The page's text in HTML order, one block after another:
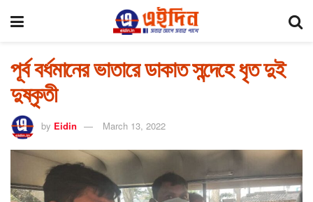
পূর্ব বর্ধমানের ভাতারে ডাকাত সন্দেহে ধৃত দুই
দুষ্কৃতী
by Eidin March 13, 2022